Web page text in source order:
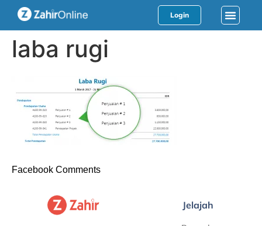
Login
laba rugi
Facebook Comments
Jelajah